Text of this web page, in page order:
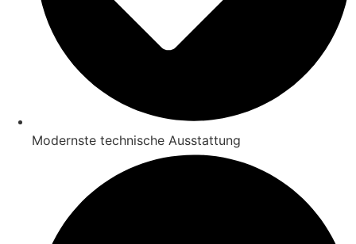
Modernste technische Ausstattung